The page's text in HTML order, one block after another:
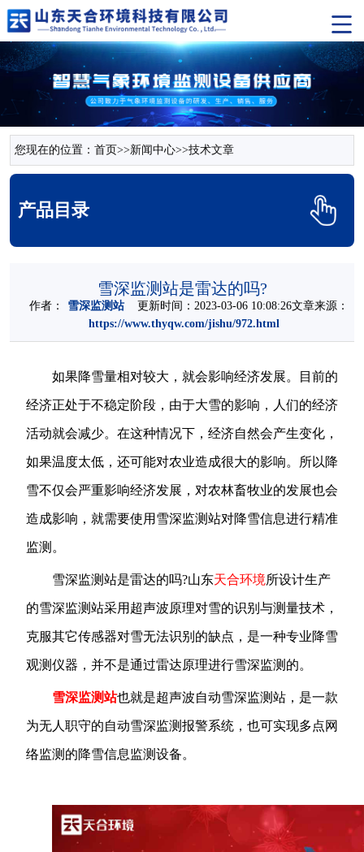
您现在的位置： 首页>>新闻中心>>技术文章
产品目录
雪深监测站是雷达的吗?
作者： 雪深监测站更新时间：2023-03-06 10:08:26文章来源：
https://www.thyqw.com/jishu/972.html
如果降雪量相对较大，就会影响经济发展。目前的
经济正处于不稳定阶段，由于大雪的影响，人们的经济
活动就会减少。在这种情况下，经济自然会产生变化，
如果温度太低，还可能对农业造成很大的影响。所以降
雪不仅会严重影响经济发展，对农林畜牧业的发展也会
造成影响，就需要使用雪深监测站对降雪信息进行精准
监测。
雪深监测站是雷达的吗?山东天合环境所设计生产
的雪深监测站采用超声波原理对雪的识别与测量技术，
克服其它传感器对雪无法识别的缺点，是一种专业降雪
观测仪器，并不是通过雷达原理进行雪深监测的。
雪深监测站也就是超声波自动雪深监测站，是一款
为无人职守的自动雪深监测报警系统，也可实现多点网
络监测的降雪信息监测设备。